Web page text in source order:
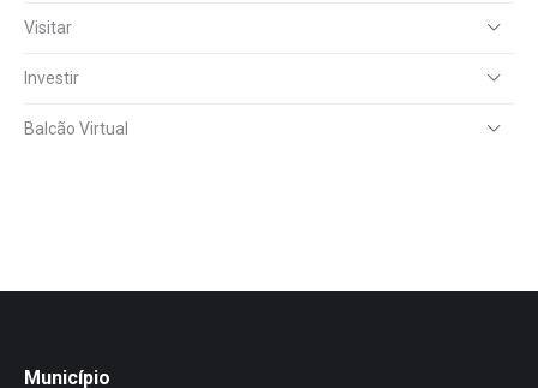
Visitar
Investir
Balcão Virtual
Município